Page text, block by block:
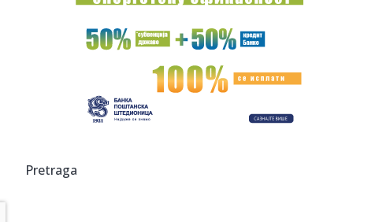
16:06:Terzić: "Kiurti i antisrpski političari otvoreno mrze i
napadaj...
VIDEO: 2027 Mercedes C klase
16:00:Mega nastavlja tradiciju: Ponovo se spremaju protiv NCAA
Feliks naj...
Pretraga